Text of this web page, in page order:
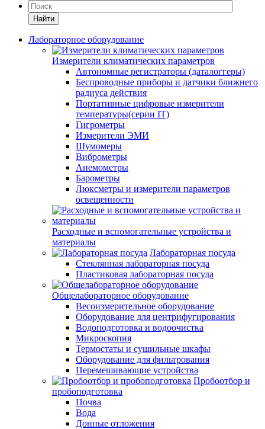
Найти
Лабораторное оборудование
Измерители климатических параметров
Автономные регистраторы (даталоггеры)
Беспроводные приборы и датчики ближнего
радиуса действия
Портативные цифровые измерители
температуры(серии IT)
Гигрометры
Измерители ЭМИ
Шумомеры
Виброметры
Анемометры
Барометры
Люксметры и измерители параметров
освещенности
Расходные и вспомогательные устройства и
материалы
Лабораторная посуда
Стеклянная лабораторная посуда
Пластиковая лабораторная посуда
Общелабораторное оборудование
Весоизмерительное оборудование
Оборудование для центрифугирования
Водоподготовка и водоочистка
Микроскопия
Термостаты и сушильные шкафы
Оборудование для фильтрования
Перемешивающие устройства
Пробоотбор и
пробоподготовка
Почва
Вода
Донные отложения